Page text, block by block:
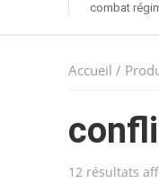
combat
Accueil /
12 résultats